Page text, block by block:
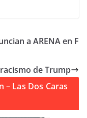
a ARENA en F
de Trump
– Las Dos Caras